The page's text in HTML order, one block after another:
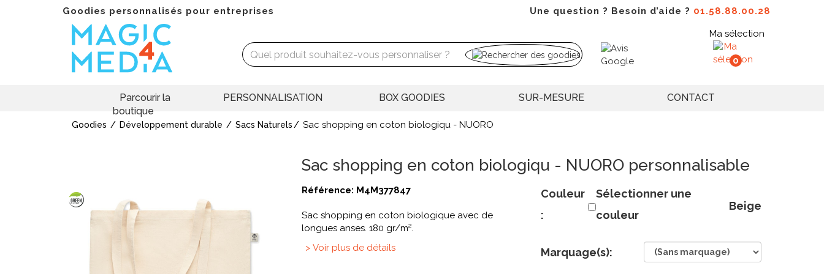
Goodies personnalisés pour entreprises Une question ? Besoin d’aide ? 01.58.88.00.28
Ma sélection
0
Parcourir la
boutique
PERSONNALISATION BOX GOODIES SUR-MESURE CONTACT
Goodies Développement durable Sacs Naturels Sac shopping en coton biologiqu - NUORO
Sac shopping en coton biologiqu - NUORO personnalisable
Référence: M4M377847
Sac shopping en coton biologique avec de
longues anses. 180 gr/m².
> Voir plus de détails
Couleur
:
Sélectionner une
couleur
Beige
Marquage(s):